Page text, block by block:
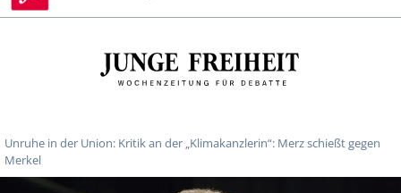
Unruhe in der Union: Kritik an der „Klimakanzlerin“: Merz schießt gegen
Merkel